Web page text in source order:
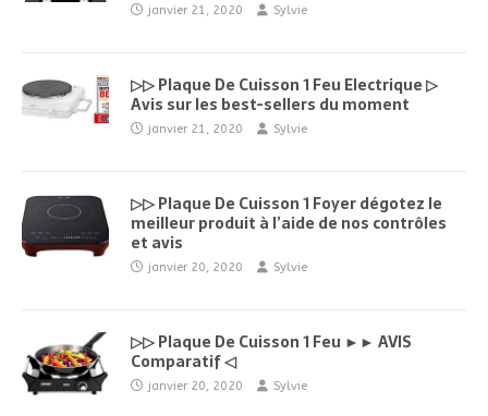
janvier 21, 2020 Sylvie
▷▷ Plaque De Cuisson 1 Feu Electrique ▷
Avis sur les best-sellers du moment
janvier 21, 2020 Sylvie
▷▷ Plaque De Cuisson 1 Foyer dégotez le
meilleur produit à l’aide de nos contrôles
et avis
janvier 20, 2020 Sylvie
▷▷ Plaque De Cuisson 1 Feu ►► AVIS
Comparatif ◁
janvier 20, 2020 Sylvie